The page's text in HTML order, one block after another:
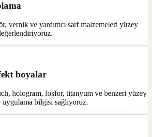
vernik ve yardımcı sarf malzemeleri yüzey
boyalar
hologram, fosfor, titanyum ve benzeri yüzey
bilgisi sağlıyoruz.